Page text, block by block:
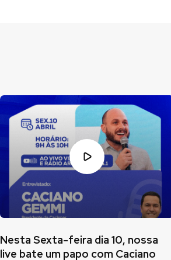
Nesta Sexta-feira dia 10, nossa
live bate um papo com Caciano